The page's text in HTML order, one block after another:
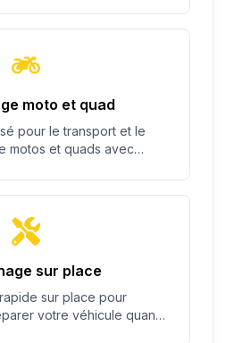
moto et quad
pour le transport et le
motos et quads avec
sur place
sur place pour
votre véhicule quand